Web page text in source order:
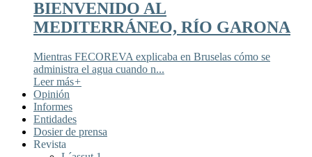
BIENVENIDO AL
MEDITERRÁNEO, RÍO GARONA
Mientras FECOREVA explicaba en Bruselas cómo se
administra el agua cuando n...
Leer más+
Opinión
Informes
Entidades
Dosier de prensa
Revista